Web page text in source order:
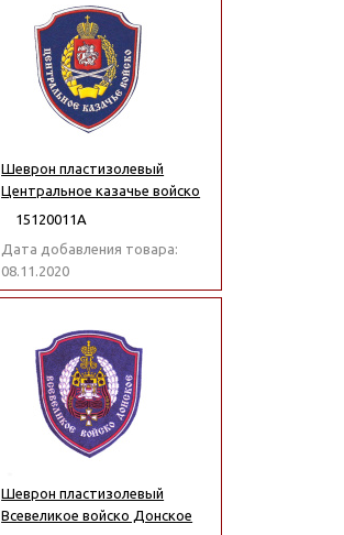
Шеврон пластизолевый
Центральное казачье войско
15120011А
Дата добавления товара:
08.11.2020
Шеврон пластизолевый
Всевеликое войско Донское